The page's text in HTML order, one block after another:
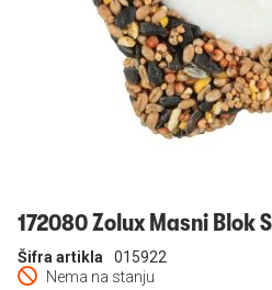
172080 Zolux Masni Blok
Nema na stanju
Šifra artikla 015922